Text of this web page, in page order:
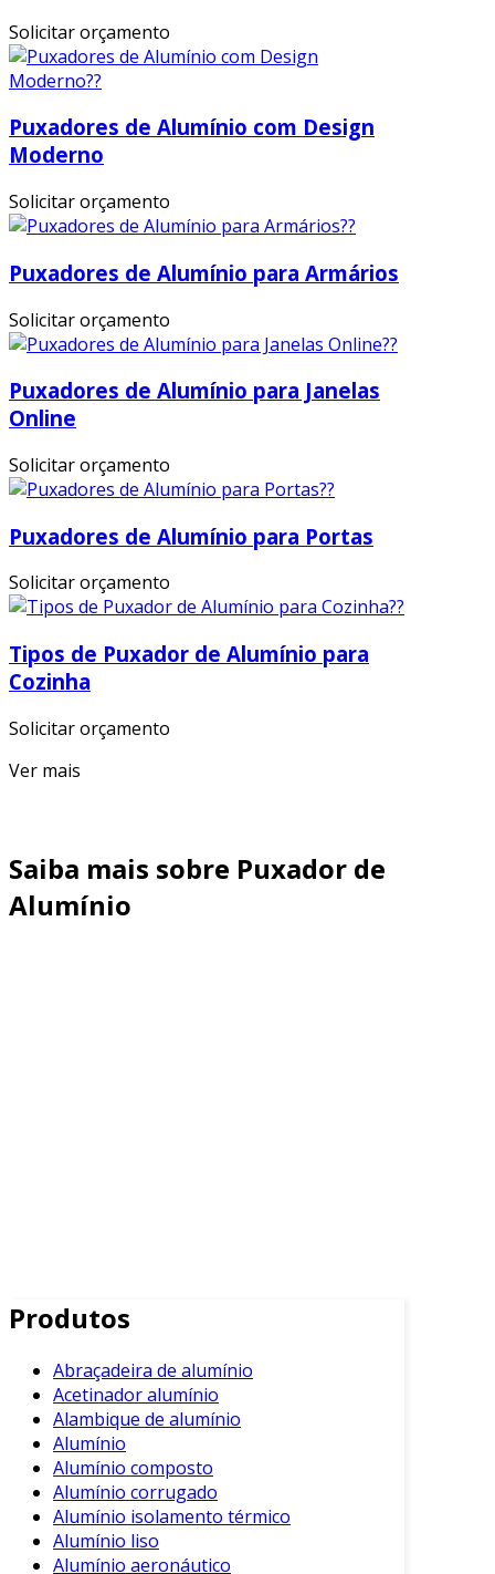
Solicitar orçamento
Puxadores de Alumínio com Design
Moderno
Solicitar orçamento
Puxadores de Alumínio para Armários
Solicitar orçamento
Puxadores de Alumínio para Janelas
Online
Solicitar orçamento
Puxadores de Alumínio para Portas
Solicitar orçamento
Tipos de Puxador de Alumínio para
Cozinha
Solicitar orçamento
Ver mais
Saiba mais sobre Puxador de
Alumínio
Produtos
Abraçadeira de alumínio
Acetinador alumínio
Alambique de alumínio
Alumínio
Alumínio composto
Alumínio corrugado
Alumínio isolamento térmico
Alumínio liso
Alumínio aeronáutico